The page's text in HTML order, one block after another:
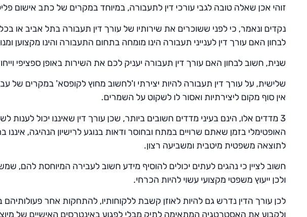
זוהי אכן שאלה טובה לגבי עורכי דין לתעבורה, במיוחד במקרים של כתב אישום
נקדים ונאמר, כי לפני ששוכרים את שירותיו של עורך דין תעבורה בתל אביב או
לבחון האם עורך דין לענייני תעבורה הינו מומחה בתחום התעבורה והינו מקצוען
שנית, חשוב לבחון האם עורך דין תעבורה יעניק לכם את השירות באופן ספציפי
שלישית, על עורך דין תעבורה להיות יצירתי ו'לחשוב מחוץ לקופסא' במקרים של
אין סוף מקום ליצירתיות ואסור לו לשקוט על השמרים.
3 מדדים אלו, הינם בעיני מדדים חשובים ביותר, שכן עורך דין שאיננו יכול
האופטימלי בזמן שאתם שרויים במתח ובחוסר ודאות בנוגע לרישיון הנהיגה,
לתוצאה משפטית מיטבית ומשביעה רצון.
חשוב לציין כי נהגים לעתים יכולים להוסיף מידע חשוב לעבירה המיוחסת
ולכן ייעוץ משפטי מקצועי עשוי להיות הכרחי.
לכן עורך הדין נדרש גם להיות לאוזן קשבת ללקוחותיו, להתחקות אחר
ולקבוע את האסטרטגיה המתאימה לתיק מבלי לפגוע באינטרסים האישיים של